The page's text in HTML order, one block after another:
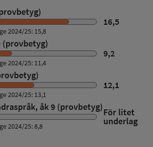
16,5
2024/25: 15,8
(provbetyg)
9,2
2024/25: 11,4
12,1
2024/25: 13,1
åk 9 (provbetyg)För litet
underlag
2024/25: 8,8